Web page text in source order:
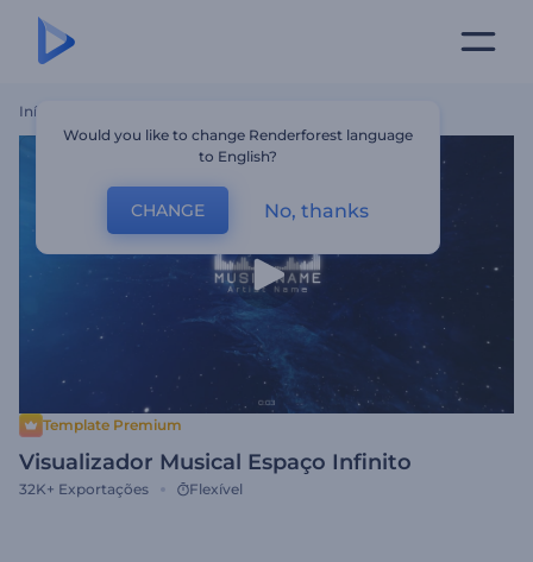
Início
Template Premium
Visualizador Musical Espaço Infinito
32K+ Exportações Flexível
Would you like to change Renderforest language
to English?
CHANGE No, thanks